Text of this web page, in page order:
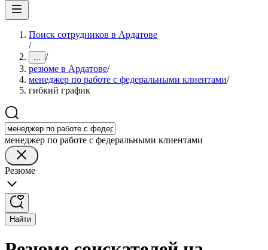
Поиск сотрудников в Ардатове
/
... /
резюме в Ардатове/
менеджер по работе с федеральными клиентами/
гибкий график
менеджер по работе с федеральными клиентами
Резюме
Найти